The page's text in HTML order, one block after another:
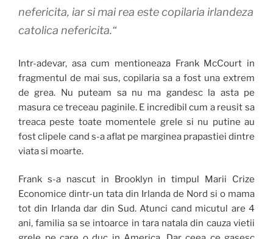
nefericita, iar si mai rea este copilaria irlandeza
catolica nefericita.“
Intr-adevar, asa cum mentioneaza Frank McCourt in
fragmentul de mai sus, copilaria sa a fost una extrem
de grea. Nu puteam sa nu ma gandesc la asta pe
masura ce treceau paginile. E incredibil cum a reusit sa
treaca peste toate momentele grele si nu putine au
fost clipele cand s-a aflat pe marginea prapastiei dintre
viata si moarte.
Frank s-a nascut in Brooklyn in timpul Marii Crize
Economice dintr-un tata din Irlanda de Nord si o mama
tot din Irlanda dar din Sud. Atunci cand micutul are 4
ani, familia sa se intoarce in tara natala din cauza vietii